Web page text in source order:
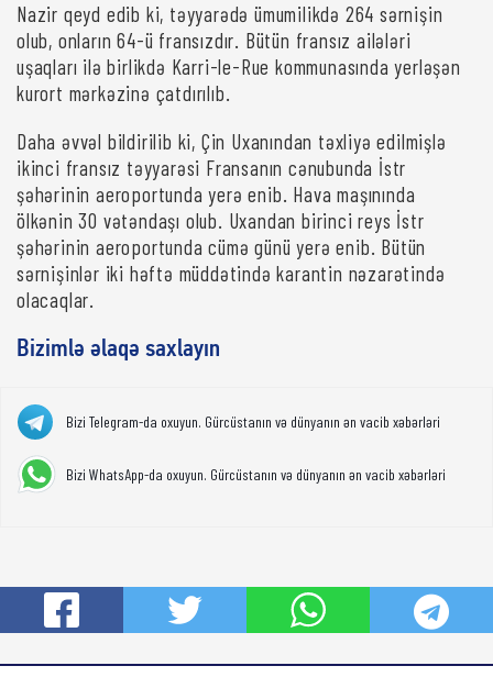
Nazir qeyd edib ki, təyyarədə ümumilikdə 264 sərnişin
olub, onların 64-ü fransızdır. Bütün fransız ailələri
uşaqları ilə birlikdə Karri-le-Rue kommunasında yerləşən
kurort mərkəzinə çatdırılıb.
Daha əvvəl bildirilib ki, Çin Uxanından təxliyə edilmişlə
ikinci fransız təyyarəsi Fransanın cənubunda İstr
şəhərinin aeroportunda yerə enib. Hava maşınında
ölkənin 30 vətəndaşı olub. Uxandan birinci reys İstr
şəhərinin aeroportunda cümə günü yerə enib. Bütün
sərnişinlər iki həftə müddətində karantin nəzarətində
olacaqlar.
Bizimlə əlaqə saxlayın
Bizi Telegram-da oxuyun. Gürcüstanın və dünyanın ən vacib xəbərləri
Bizi WhatsApp-da oxuyun. Gürcüstanın və dünyanın ən vacib xəbərləri